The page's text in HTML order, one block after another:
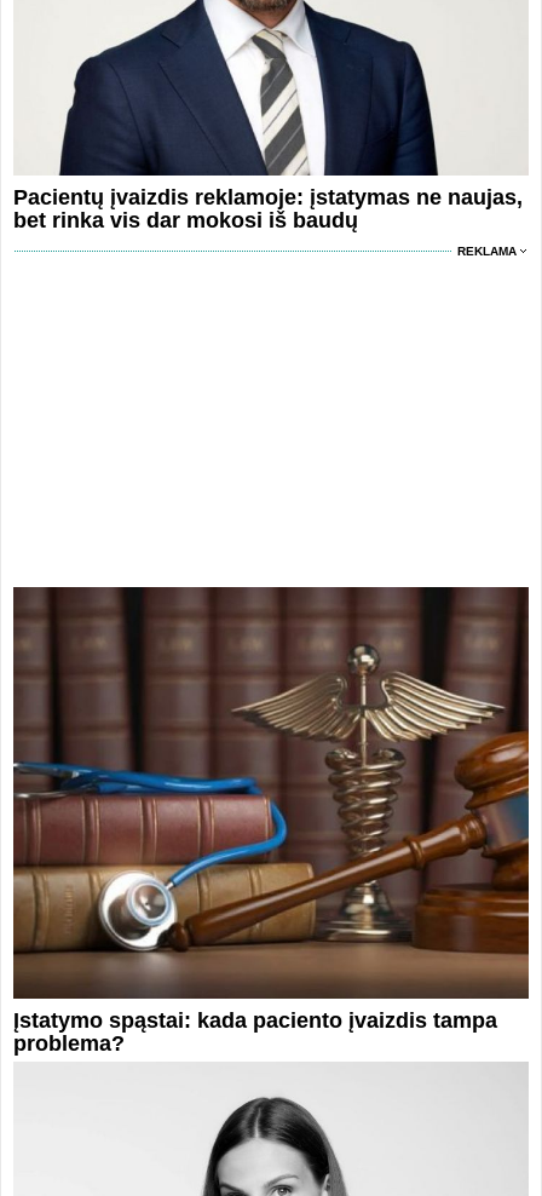
Pacientų įvaizdis reklamoje: įstatymas ne naujas,
bet rinka vis dar mokosi iš baudų
REKLAMA
Įstatymo spąstai: kada paciento įvaizdis tampa
problema?